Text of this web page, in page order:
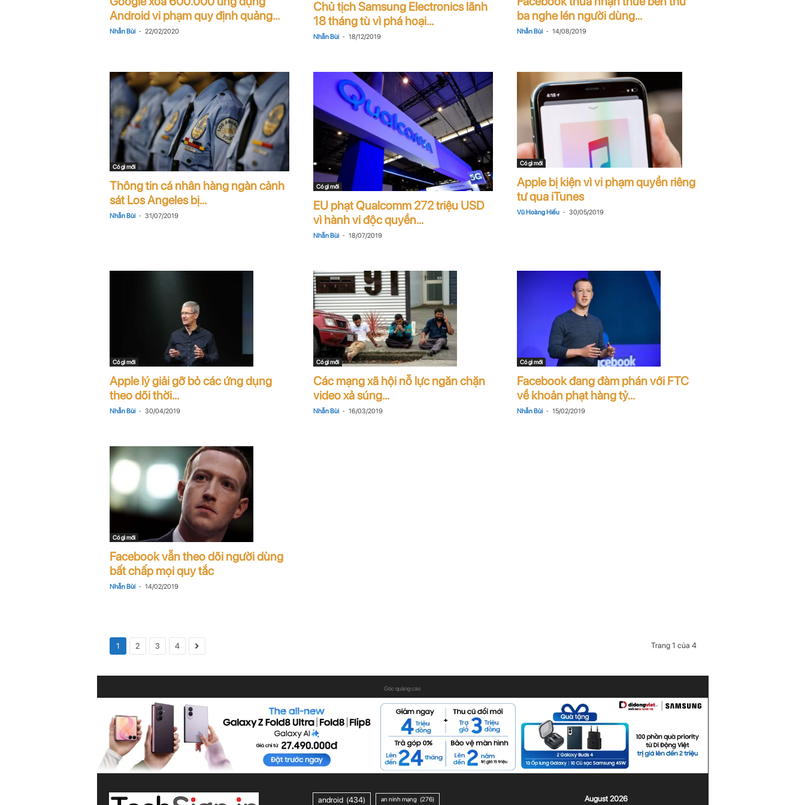
n
.
c
o
m
Android vi phạm quy định quảng...
Nhẫn Bùi - 22/02/2020
Chủ tịch Samsung Electronics lãnh
18 tháng tù vì phá hoại...
Nhẫn Bùi - 18/12/2019
ba nghe lén người dùng...
Nhẫn Bùi - 14/08/2019
Có gì mới
Thông tin cá nhân hàng ngàn cảnh
sát Los Angeles bị...
Nhẫn Bùi - 31/07/2019
Có gì mới
EU phạt Qualcomm 272 triệu USD
vì hành vi độc quyền...
Nhẫn Bùi - 18/07/2019
Có gì mới
Apple bị kiện vì vi phạm quyền riêng
tư qua iTunes
Vũ Hoàng Hiếu - 30/05/2019
Có gì mới
Apple lý giải gỡ bỏ các ứng dụng
theo dõi thời...
Nhẫn Bùi - 30/04/2019
Có gì mới
Các mạng xã hội nỗ lực ngăn chặn
video xả súng...
Nhẫn Bùi - 16/03/2019
Có gì mới
Facebook đang đàm phán với FTC
về khoản phạt hàng tỷ...
Nhẫn Bùi - 15/02/2019
Có gì mới
Facebook vẫn theo dõi người dùng
bất chấp mọi quy tắc
Nhẫn Bùi - 14/02/2019
1 2 3 4 Trang 1 của 4
Góc quảng cáo
android (434) an ninh mạng (276) August 2026